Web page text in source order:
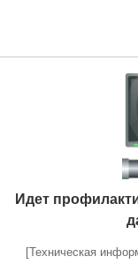
Идет
[Техническая